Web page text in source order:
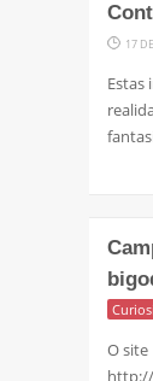
17
Estas
O site